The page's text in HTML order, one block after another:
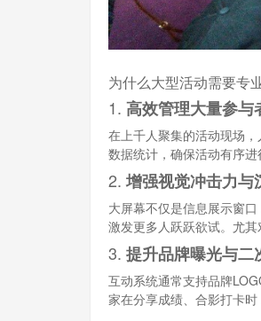
为什么大型活动需要专
1. 高效管理大量参与
在上千人聚集的活动现场
数据统计，确保活动有序
2. 增强视觉冲击力与
大屏幕不仅是信息展示窗
激发更多人跃跃欲试。尤
3. 提升品牌曝光与二
互动系统通常支持品牌
家在分享成绩、合影打卡